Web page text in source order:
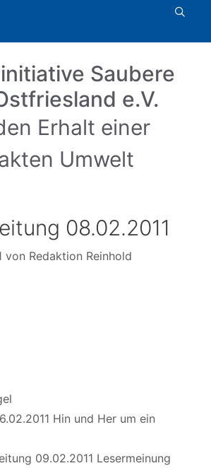
Saubere
e.V.
Erhalt einer
Umwelt
08.02.2011
von Redaktion Reinhold
Hin und Her um ein
09.02.2011 Lesermeinung